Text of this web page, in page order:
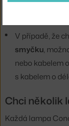
metry, která je
V případě, že
smyčku,
nebo kabelem
s kabelem o
Chci několik
Každá lampa